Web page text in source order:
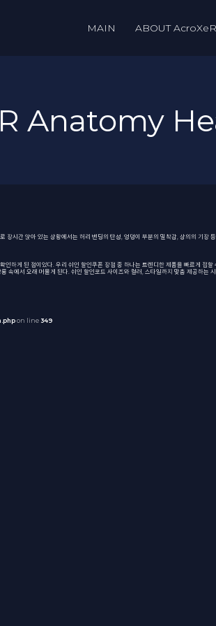
MAIN ABOUT AcroXeR
Anatomy
시간 앉아 있는 상황에서는 허리 밴딩의 탄성, 엉덩이 부분의 밀착감, 상의의 기장
인하게 된 점이었다. 우리 쉬인 할인쿠폰 장점 중 하나는 트렌디한 제품을 빠르게 접할
속에서 오래 머물게 된다. 쉬인 할인코드 사이즈와 컬러, 스타일까지 맞춤 제공하는
on line 349